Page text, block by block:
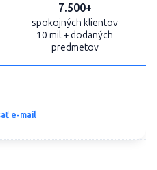
7.500+
spokojných klientov
10 mil.+ dodaných
predmetov
e-mail